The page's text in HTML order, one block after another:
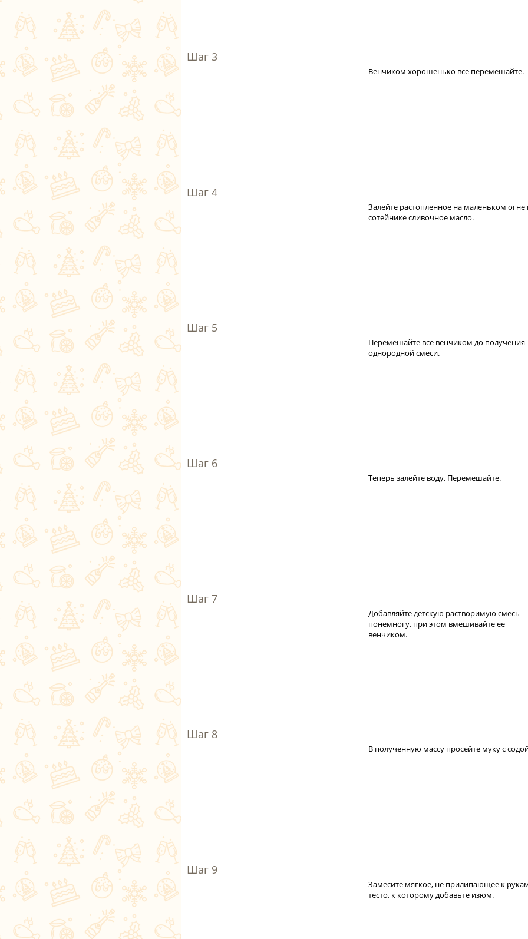
Венчиком хорошенько все перемешайте.
Залейте растопленное на маленьком огне
сотейнике сливочное масло.
Перемешайте все венчиком до получения
однородной смеси.
Теперь залейте воду. Перемешайте.
Добавляйте детскую растворимую смесь
понемногу, при этом вмешивайте ее
венчиком.
В полученную массу просейте муку с
Замесите мягкое, не прилипающее к
тесто, к которому добавьте изюм.